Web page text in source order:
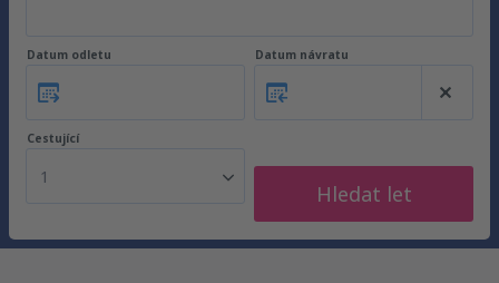
Datum odletu Datum návratu
Cestující
1
Hledat let